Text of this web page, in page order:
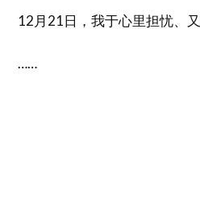
12月21日，我于心里担忧、
……